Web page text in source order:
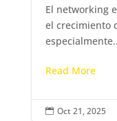
El networking
el crecimiento
Read More
 Oct 21, 2025